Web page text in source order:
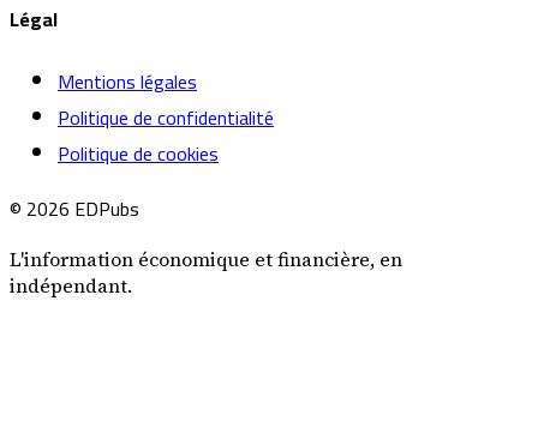
Légal
Mentions légales
Politique de confidentialité
Politique de cookies
© 2026 EDPubs
L'information économique et financière, en
indépendant.